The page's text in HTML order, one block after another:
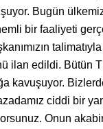
Bugün
bir faaliyeti
ilan edildi. Bütün
kavuşuyor.
ciddi bir
Onun